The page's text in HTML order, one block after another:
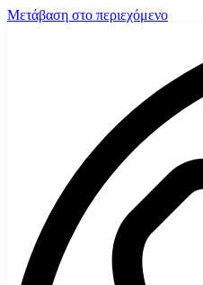
Μετάβαση στο περιεχόμενο